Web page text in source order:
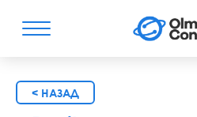
< НАЗАД